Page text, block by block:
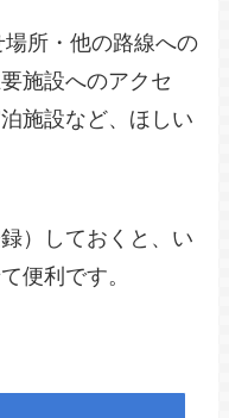
所・他の路線への
施設へのアクセ
施設など、ほしい
録）しておくと、い
便利です。